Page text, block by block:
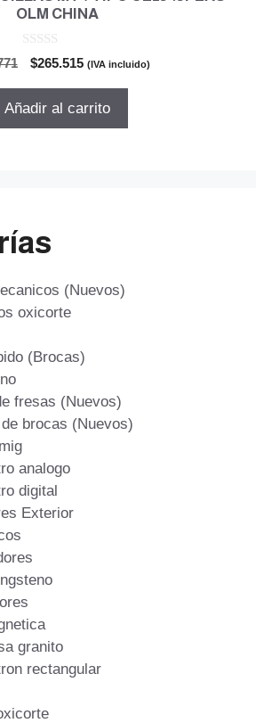
OLM CHINA
El
original
$265.515El
actual
(IVA incluido)
Añadir al carrito
(Nuevos)
oxicorte
(Brocas)
fresas (Nuevos)
brocas (Nuevos)
analogo
digital
Exterior
granito
rectangular